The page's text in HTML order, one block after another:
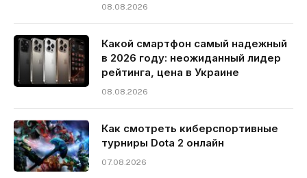
08.08.2026
Какой смартфон самый надежный
в 2026 году: неожиданный лидер
рейтинга, цена в Украине
08.08.2026
Как смотреть киберспортивные
турниры Dota 2 онлайн
07.08.2026